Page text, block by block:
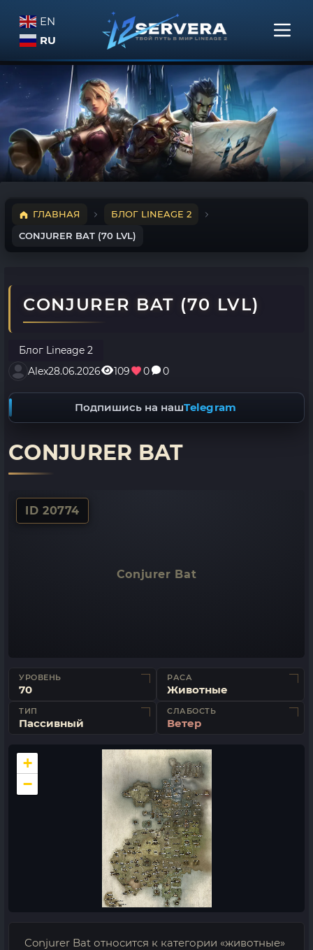
EN
RU
ГЛАВНАЯ
БЛОГ LINEAGE 2
CONJURER BAT (70 LVL)
CONJURER BAT (70 LVL)
Блог Lineage 2
Alex28.06.2026 109 0 0
Подпишись на нашTelegram
CONJURER BAT
ID 20774
Conjurer Bat
УРОВЕНЬ
70
РАСА
Животные
ТИП
Пассивный
СЛАБОСТЬ
Ветер
+
−
Conjurer Bat относится к категории «животные»